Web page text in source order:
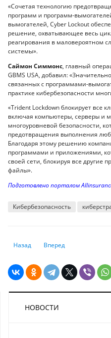
«Сочетая технологию
программ и программ-
вымогателей, Cyber Lockout
решение, охватывающее весь
реагирования в маловероятном
системы».
Саймон Симмонс, главный
GBMS USA, добавил:
связанных с программами-
практике кибербезопасности
«Trident Lockdown блокирует все
включая компьютеры, серверы и
многоуровневой безопасности,
предотвращения выполнения
Благодаря этому решению
программами и приложениями,
своей сети, блокируя все другие
файлы».
Подготовлено порталом
Кибербезопасность
Предыдущий: Из App Store
Назад Следующий: Как
Вперед
НОВОСТИ